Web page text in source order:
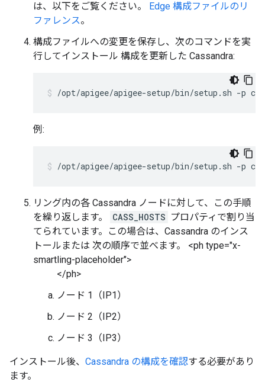
は、以下をご覧ください。 Edge 構成ファイルのリ
ファレンス。
構成ファイルへの変更を保存し、次のコマンドを実
行してインストール 構成を更新した Cassandra:
/opt/apigee/apigee-setup/bin/setup.sh -p
例:
/opt/apigee/apigee-setup/bin/setup.sh -p
リング内の各 Cassandra ノードに対して、この手順
を繰り返します。
CASS_HOSTS プロパティで割り当
てられています。この場合は、Cassandra のインス
トールまたは 次の順序で並べます。 <ph type="x-
smartling-placeholder">
</ph>
ノード 1（IP1）
ノード 2（IP2）
ノード 3（IP3）
インストール後、 Cassandra の構成を確認する必要があり
ます。